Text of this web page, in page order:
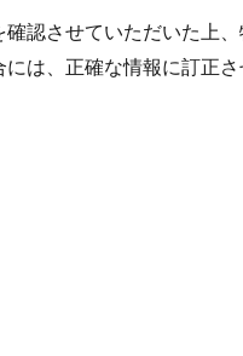
認させていただいた上
は、正確な情報に訂正さ